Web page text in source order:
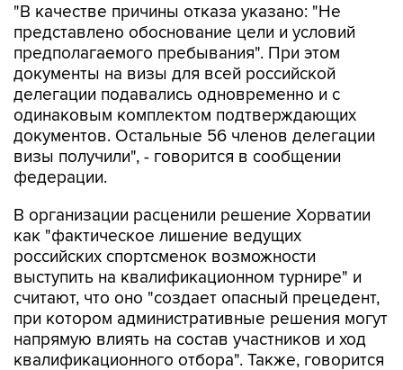
"В качестве причины отказа указано: "Не
представлено обоснование цели и условий
предполагаемого пребывания". При этом
документы на визы для всей российской
делегации подавались одновременно и с
одинаковым комплектом подтверждающих
документов. Остальные 56 членов делегации
визы получили", - говорится в сообщении
федерации.
В организации расценили решение Хорватии
как "фактическое лишение ведущих
российских спортсменок возможности
выступить на квалификационном турнире" и
считают, что оно "создает опасный прецедент,
при котором административные решения могут
напрямую влиять на состав участников и ход
квалификационного отбора". Также, говорится